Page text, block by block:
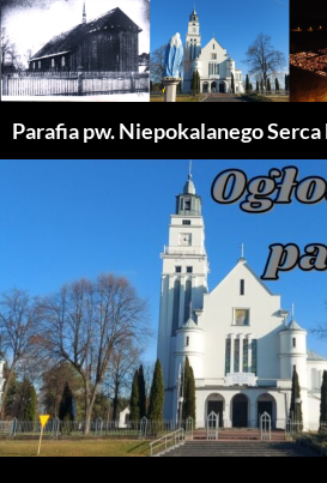
Parafia pw. Niepokalanego